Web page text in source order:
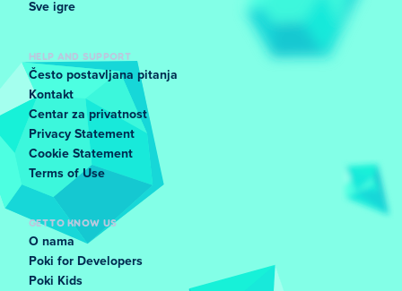
Sve igre
HELP AND SUPPORT
Često postavljana pitanja
Kontakt
Centar za privatnost
Privacy Statement
Cookie Statement
Terms of Use
GET TO KNOW US
O nama
Poki for Developers
Poki Kids